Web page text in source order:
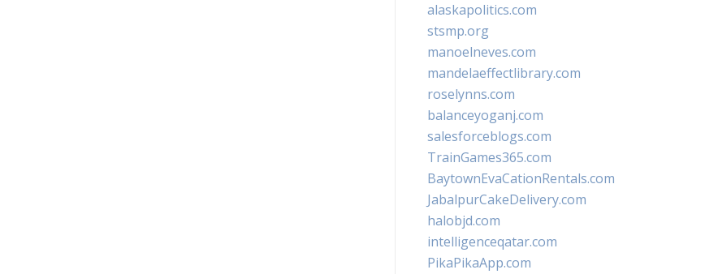
alaskapolitics.com
stsmp.org
manoelneves.com
mandelaeffectlibrary.com
roselynns.com
balanceyoganj.com
salesforceblogs.com
TrainGames365.com
BaytownEvaCationRentals.com
JabalpurCakeDelivery.com
halobjd.com
intelligenceqatar.com
PikaPikaApp.com